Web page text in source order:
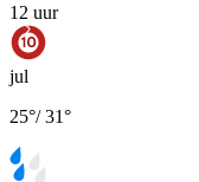
12 uur
jul
25°/31°